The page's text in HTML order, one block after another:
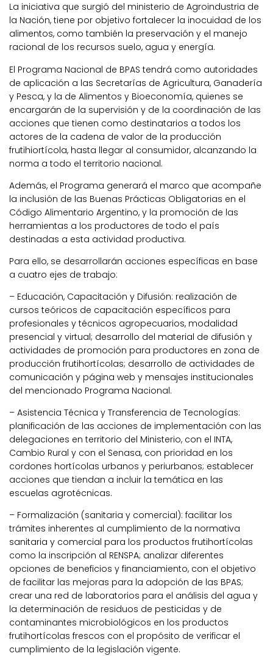
La iniciativa que surgió del ministerio de Agroindustria de
la Nación, tiene por objetivo fortalecer la inocuidad de los
alimentos, como también la preservación y el manejo
racional de los recursos suelo, agua y energía.
El Programa Nacional de BPAS tendrá como autoridades
de aplicación a las Secretarías de Agricultura, Ganadería
y Pesca, y la de Alimentos y Bioeconomía, quienes se
encargarán de la supervisión y de la coordinación de las
acciones que tienen como destinatarios a todos los
actores de la cadena de valor de la producción
frutihiortícola, hasta llegar al consumidor, alcanzando la
norma a todo el territorio nacional.
Además, el Programa generará el marco que acompañe
la inclusión de las Buenas Prácticas Obligatorias en el
Código Alimentario Argentino, y la promoción de las
herramientas a los productores de todo el país
destinadas a esta actividad productiva.
Para ello, se desarrollarán acciones específicas en base
a cuatro ejes de trabajo:
– Educación, Capacitación y Difusión: realización de
cursos teóricos de capacitación específicos para
profesionales y técnicos agropecuarios, modalidad
presencial y virtual; desarrollo del material de difusión y
actividades de promoción para productores en zona de
producción frutihortícolas; desarrollo de actividades de
comunicación y página web y mensajes institucionales
del mencionado Programa Nacional.
– Asistencia Técnica y Transferencia de Tecnologías:
planificación de las acciones de implementación con las
delegaciones en territorio del Ministerio, con el INTA,
Cambio Rural y con el Senasa, con prioridad en los
cordones hortícolas urbanos y periurbanos; establecer
acciones que tiendan a incluir la temática en las
escuelas agrotécnicas.
– Formalización (sanitaria y comercial): facilitar los
trámites inherentes al cumplimiento de la normativa
sanitaria y comercial para los productos frutihortícolas
como la inscripción al RENSPA; analizar diferentes
opciones de beneficios y financiamiento, con el objetivo
de facilitar las mejoras para la adopción de las BPAS;
crear una red de laboratorios para el análisis del agua y
la determinación de residuos de pesticidas y de
contaminantes microbiológicos en los productos
frutihortícolas frescos con el propósito de verificar el
cumplimiento de la legislación vigente.